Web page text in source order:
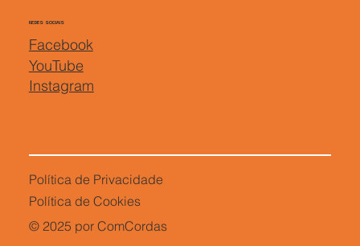
REDES SOCIAIS
Facebook
YouTube
Instagram
© 2025 por ComCordas
Política de Privacidade
Política de Cookies